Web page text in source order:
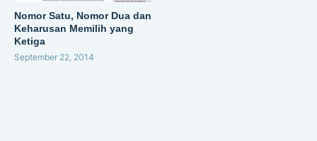
Nomor Satu, Nomor Dua dan
Keharusan Memilih yang
Ketiga
September 22, 2014